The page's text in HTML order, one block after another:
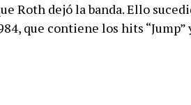
Roth dejó la banda. Ello
que contiene los hits “Jump”